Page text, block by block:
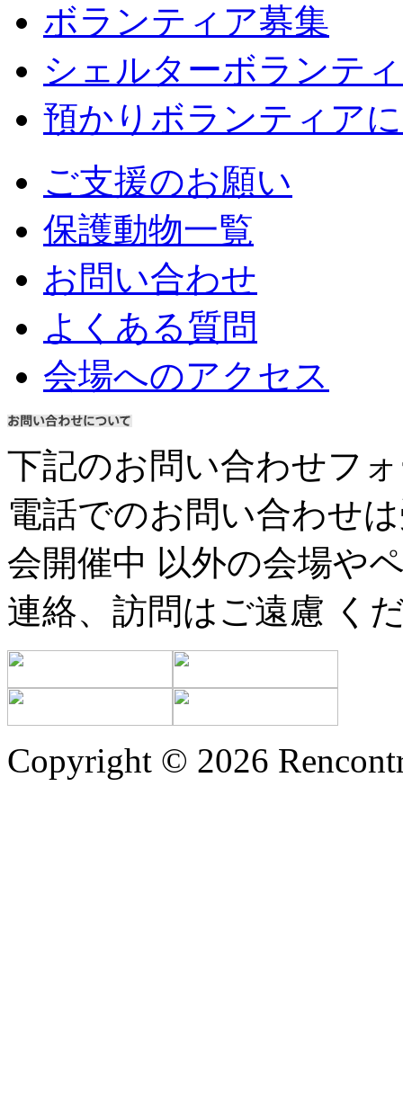
ボランティア募集
シェルターボランテ
預かりボランティア
ご支援のお願い
保護動物一覧
お問い合わせ
よくある質問
会場へのアクセス
下記のお問い合わせフ
電話でのお問い合わせ
会開催中 以外の会場や
連絡、訪問はご遠慮 く
Copyright © 2026